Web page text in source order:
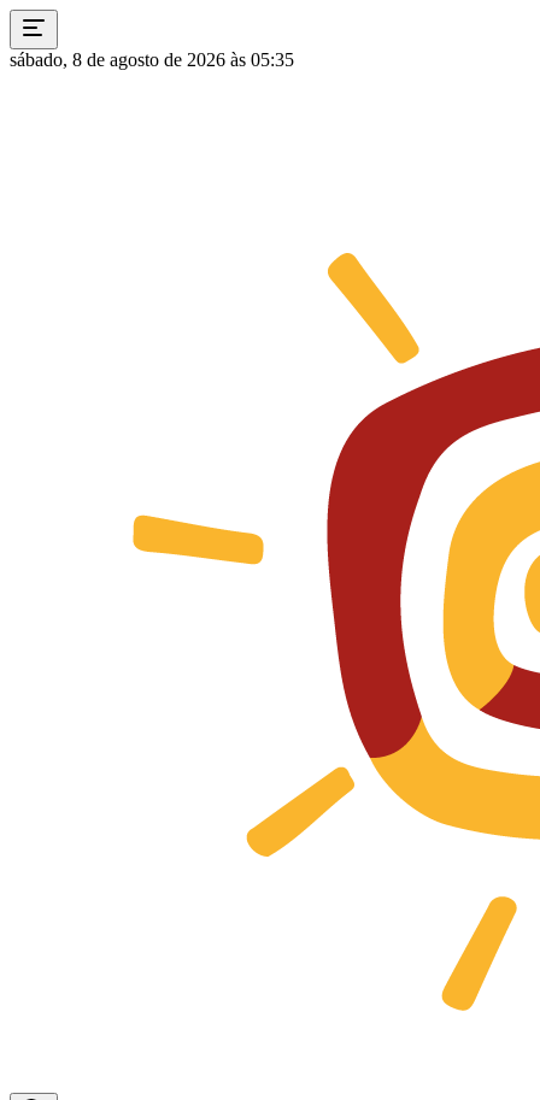
sábado, 8 de agosto de 2026 às 05:35